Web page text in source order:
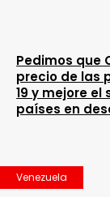
Pedimos que
precio de las
19 y mejore el
países en
Venezuela